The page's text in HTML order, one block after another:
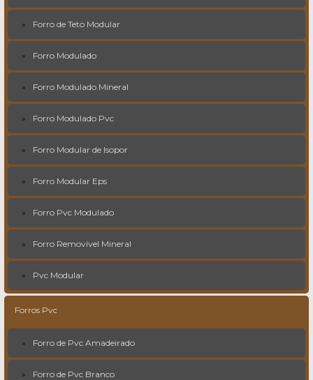
Forro de Teto Modular
Forro Modulado
Forro Modulado Mineral
Forro Modulado Pvc
Forro Modular de Isopor
Forro Modular Eps
Forro Pvc Modulado
Forro Removível Mineral
Pvc Modular
Forros Pvc
Forro de Pvc Amadeirado
Forro de Pvc Branco